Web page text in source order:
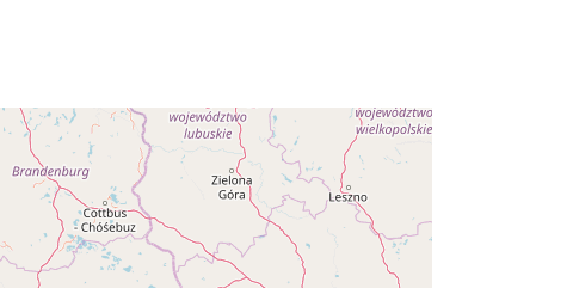
http://data.europa.eu/88u/dataset/89
afcca2-98dd-46b2-9dd2-
1768a06a3756~~1
Ressource:
http://inspire.ec.europa.eu/metadata-